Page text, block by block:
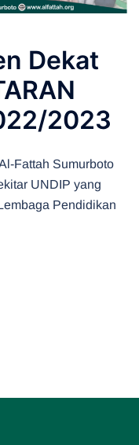
Dekat
2023
Fattah Sumurboto
UNDIP yang
Pendidikan